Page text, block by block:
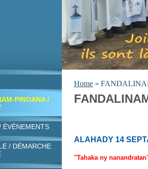
Home »
ALAHADY 14
"Tahaka ny
PINOANA /
ÉVÉNEMENTS
/ DÉMARCHE